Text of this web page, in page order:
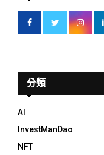
分類
AI
InvestManDao
NFT